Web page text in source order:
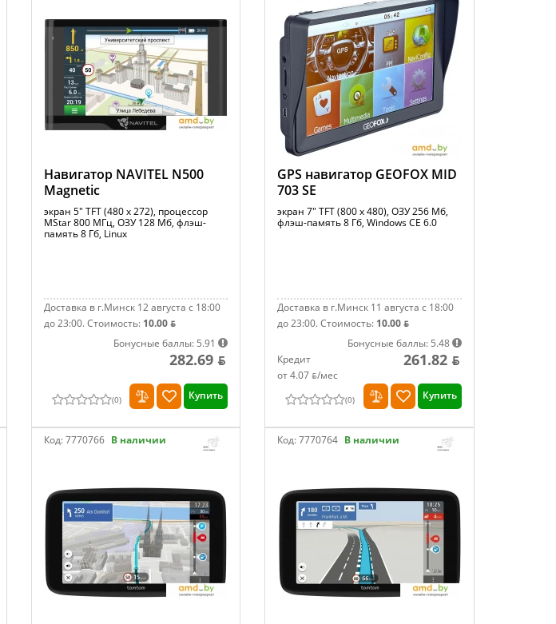
Навигатор NAVITEL N500
Magnetic
экран 5" TFT (480 x 272), процессор
MStar 800 МГц, ОЗУ 128 Мб, флэш-
память 8 Гб, Linux
Доставка в г.Минск 12 августа с 18:00
до 23:00.Стоимость: 10.00 ƃ
Бонусные баллы: 5.91
282.69 ƃ
(0) Купить
GPS навигатор GEOFOX MID
703 SE
экран 7" TFT (800 x 480), ОЗУ 256 Мб,
флэш-память 8 Гб, Windows CE 6.0
Доставка в г.Минск 11 августа с 18:00
до 23:00.Стоимость: 10.00 ƃ
Бонусные баллы: 5.48
Кредит
от 4.07 ƃ/мec
261.82 ƃ
(0) Купить
Код:7770766 В наличии Код:7770764 В наличии